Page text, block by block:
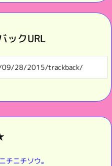
ックURL
チニチソウ。